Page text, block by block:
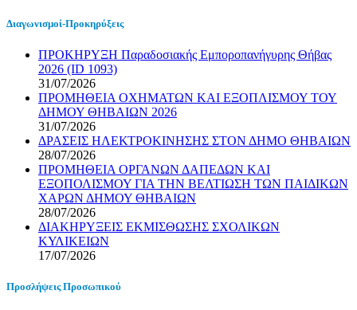
Διαγωνισμοί-Προκηρύξεις
ΠΡΟΚΗΡΥΞΗ Παραδοσιακής Εμποροπανήγυρης Θήβας
2026 (ID 1093)
31/07/2026
ΠΡΟΜΗΘΕΙΑ ΟΧΗΜΑΤΩΝ ΚΑΙ ΕΞΟΠΛΙΣΜΟΥ ΤΟΥ
ΔΗΜΟΥ ΘΗΒΑΙΩΝ 2026
31/07/2026
ΔΡΑΣΕΙΣ ΗΛΕΚΤΡΟΚΙΝΗΣΗΣ ΣΤΟΝ ΔΗΜΟ ΘΗΒΑΙΩΝ
28/07/2026
ΠΡΟΜΗΘΕΙΑ ΟΡΓΑΝΩΝ ΔΑΠΕΔΩΝ ΚΑΙ
ΕΞΟΠΟΛΙΣΜΟΥ ΓΙΑ ΤΗΝ ΒΕΛΤΙΩΣΗ ΤΩΝ ΠΑΙΔΙΚΩΝ
ΧΑΡΩΝ ΔΗΜΟΥ ΘΗΒΑΙΩΝ
28/07/2026
ΔΙΑΚΗΡΥΞΕΙΣ ΕΚΜΙΣΘΩΣΗΣ ΣΧΟΛΙΚΩΝ
ΚΥΛΙΚΕΙΩΝ
17/07/2026
Προσλήψεις Προσωπικού